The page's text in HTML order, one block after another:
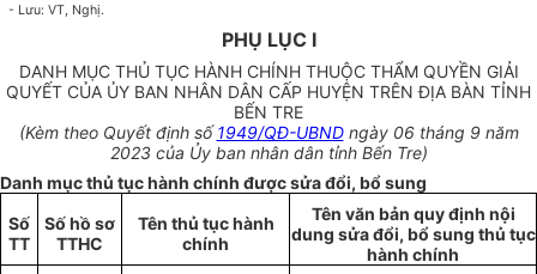
- Lưu: VT, Nghị.
PHỤ LỤC I
DANH MỤC THỦ TỤC HÀNH CHÍNH THUỘC THẨM QUYỀN GIẢI
QUYẾT CỦA ỦY BAN NHÂN DÂN CẤP HUYỆN TRÊN ĐỊA BÀN TỈNH
BẾN TRE
(Kèm theo Quyết định số1949/QĐ-UBNDngày 06 tháng 9 năm
2023 của Ủy ban nhân dân tỉnh Bến Tre)
Danh mục thủ tục hành chính được sửa đổi, bổ sung
Số
TT
Số hồ sơ
TTHC
Tên thủ tục hành
chính
Tên văn bản quy định nội
dung sửa đổi, bổ sung thủ tục
hành chính